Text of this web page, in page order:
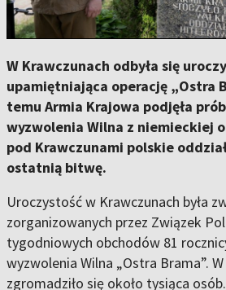
W Krawczunach odbyła się
upamiętniająca operację „Ostra
temu Armia Krajowa podjęła
wyzwolenia Wilna z niemieckiej
pod Krawczunami polskie
ostatnią bitwę.
Uroczystość w Krawczunach była
zorganizowanych przez Związek
tygodniowych obchodów 81
wyzwolenia Wilna „Ostra Brama”.
zgromadziło się około tysiąca